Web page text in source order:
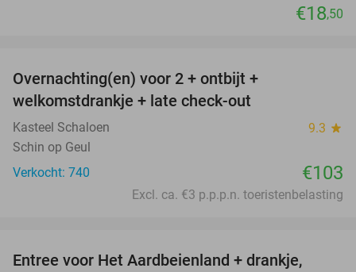
€18,50
Overnachting(en) voor 2 + ontbijt +
welkomstdrankje + late check-out
Kasteel Schaloen 9.3 star
Schin op Geul
Verkocht: 740
€103
Excl. ca. €3 p.p.p.n. toeristenbelasting
Entree voor Het Aardbeienland + drankje,